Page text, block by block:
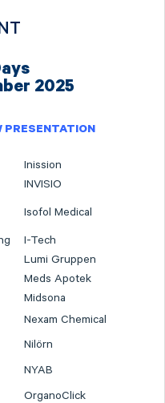
2025
PRESENTATION
Inission
INVISIO
Isofol Medical
I-Tech
Lumi Gruppen
Meds Apotek
Midsona
Nexam Chemical
Nilörn
NYAB
OrganoClick